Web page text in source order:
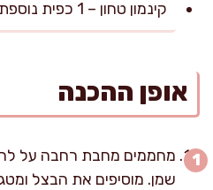
קינמון טחון – 1 כפית נוספת (לקישוט בסיום ההגשה)
אופן ההכנה
שמן. מוסיפים את הבצל